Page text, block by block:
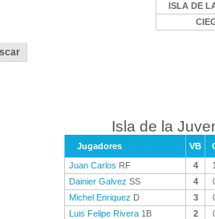
ISLA DE
Isla de la
Jugadores VB
Juan Carlos RF 4
Dainier Galvez SS 4
Michel Enriquez D 3
Luis Felipe Rivera 1B 2